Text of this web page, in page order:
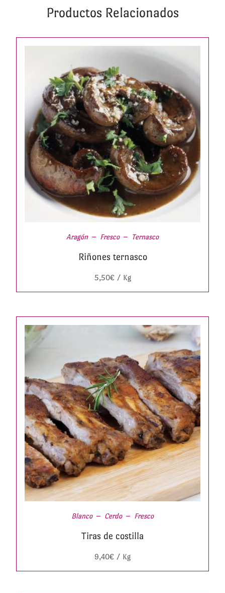
Productos Relacionados
Aragón Fresco Ternasco
Riñones ternasco
5,50€/ Kg
Blanco Cerdo Fresco
Tiras de costilla
9,40€ / Kg